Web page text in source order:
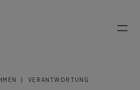
| VERANTWORTUNG